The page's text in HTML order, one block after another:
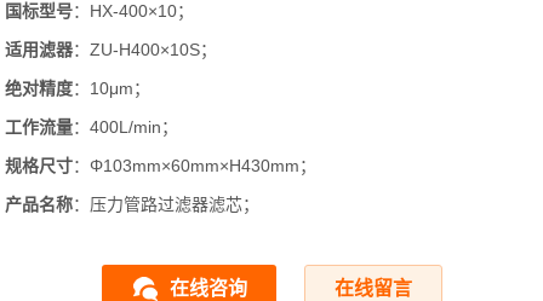
国标型号：HX-400×10；
适用滤器：ZU-H400×10S；
绝对精度：10μm；
工作流量：400L/min；
规格尺寸：Φ103mm×60mm×H430mm；
产品名称：压力管路过滤器滤芯；
在线咨询 在线留言